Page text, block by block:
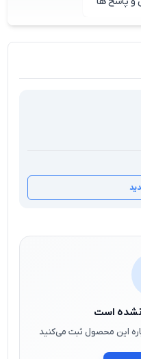
است
این محصول ثبت می‌کنید